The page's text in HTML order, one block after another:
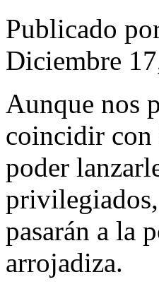
Publicado
Diciembre
Aunque nos
coincidir con
poder
pasarán a la
arrojadiza.